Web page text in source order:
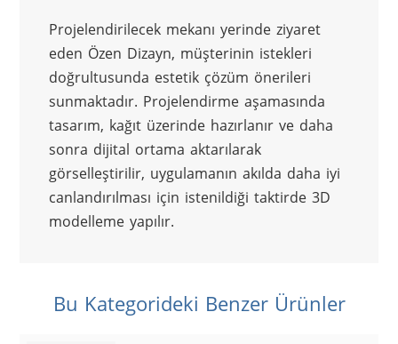
Projelendirilecek mekanı yerinde ziyaret
eden Özen Dizayn, müşterinin istekleri
doğrultusunda estetik çözüm önerileri
sunmaktadır. Projelendirme aşamasında
tasarım, kağıt üzerinde hazırlanır ve daha
sonra dijital ortama aktarılarak
görselleştirilir, uygulamanın akılda daha iyi
canlandırılması için istenildiği taktirde 3D
modelleme yapılır.
Bu Kategorideki Benzer Ürünler